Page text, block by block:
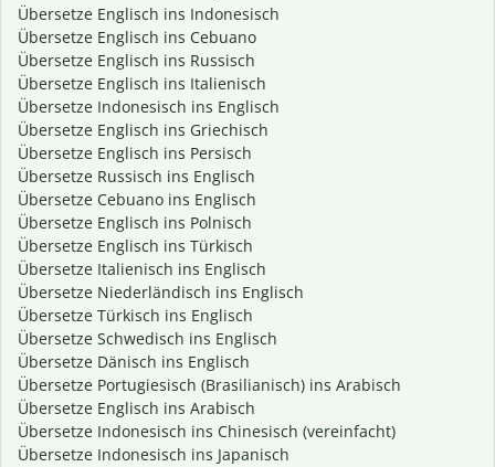
Übersetze Englisch ins Indonesisch
Übersetze Englisch ins Cebuano
Übersetze Englisch ins Russisch
Übersetze Englisch ins Italienisch
Übersetze Indonesisch ins Englisch
Übersetze Englisch ins Griechisch
Übersetze Englisch ins Persisch
Übersetze Russisch ins Englisch
Übersetze Cebuano ins Englisch
Übersetze Englisch ins Polnisch
Übersetze Englisch ins Türkisch
Übersetze Italienisch ins Englisch
Übersetze Niederländisch ins Englisch
Übersetze Türkisch ins Englisch
Übersetze Schwedisch ins Englisch
Übersetze Dänisch ins Englisch
Übersetze Portugiesisch (Brasilianisch) ins Arabisch
Übersetze Englisch ins Arabisch
Übersetze Indonesisch ins Chinesisch (vereinfacht)
Übersetze Indonesisch ins Japanisch